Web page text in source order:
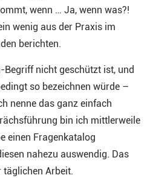
wenn … Ja, wenn was?!
wenig aus der Praxis im
berichten.
Begriff nicht geschützt ist, und
so bezeichnen würde –
nenne das ganz einfach
bin ich mittlerweile
einen Fragenkatalog
nahezu auswendig. Das
Arbeit.